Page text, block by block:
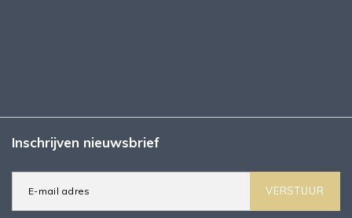
Inschrijven nieuwsbrief
VERSTUUR